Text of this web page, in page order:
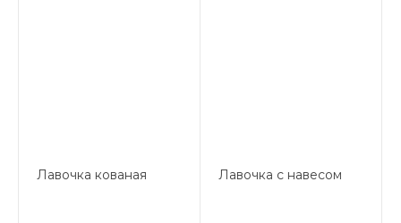
Лавочка кованая Лавочка с навесом